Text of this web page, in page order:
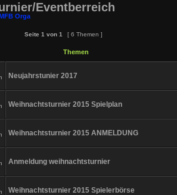
Eventberreich
Orga
Seite 1 von 1 [ 6 Themen ]
Themen
Neujahrstunier 2017
Weihnachtsturnier 2015 Spielplan
Weihnachtsturnier 2015 ANMELDUNG
Anmeldung weihnachtsturnier
Weihnachtsturnier 2015 Spielerbörse